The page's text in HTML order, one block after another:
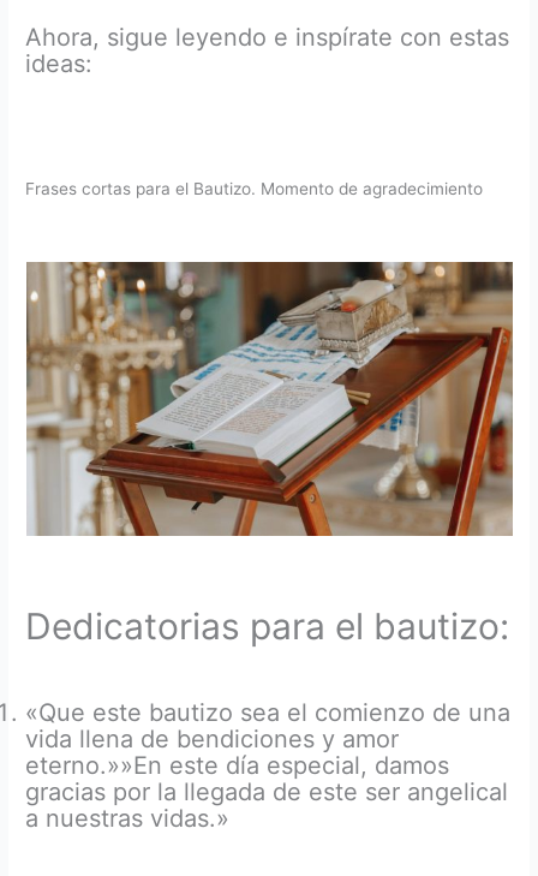
Ahora, sigue leyendo e inspírate con estas
ideas:
Frases cortas para el Bautizo. Momento de agradecimiento
Dedicatorias para el bautizo:
«Que este bautizo sea el comienzo de una
vida llena de bendiciones y amor
eterno.»»En este día especial, damos
gracias por la llegada de este ser angelical
a nuestras vidas.»